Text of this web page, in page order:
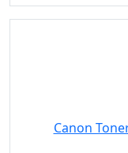
Canon